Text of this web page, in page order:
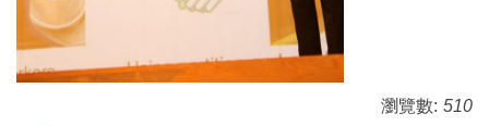
瀏覽數: 510